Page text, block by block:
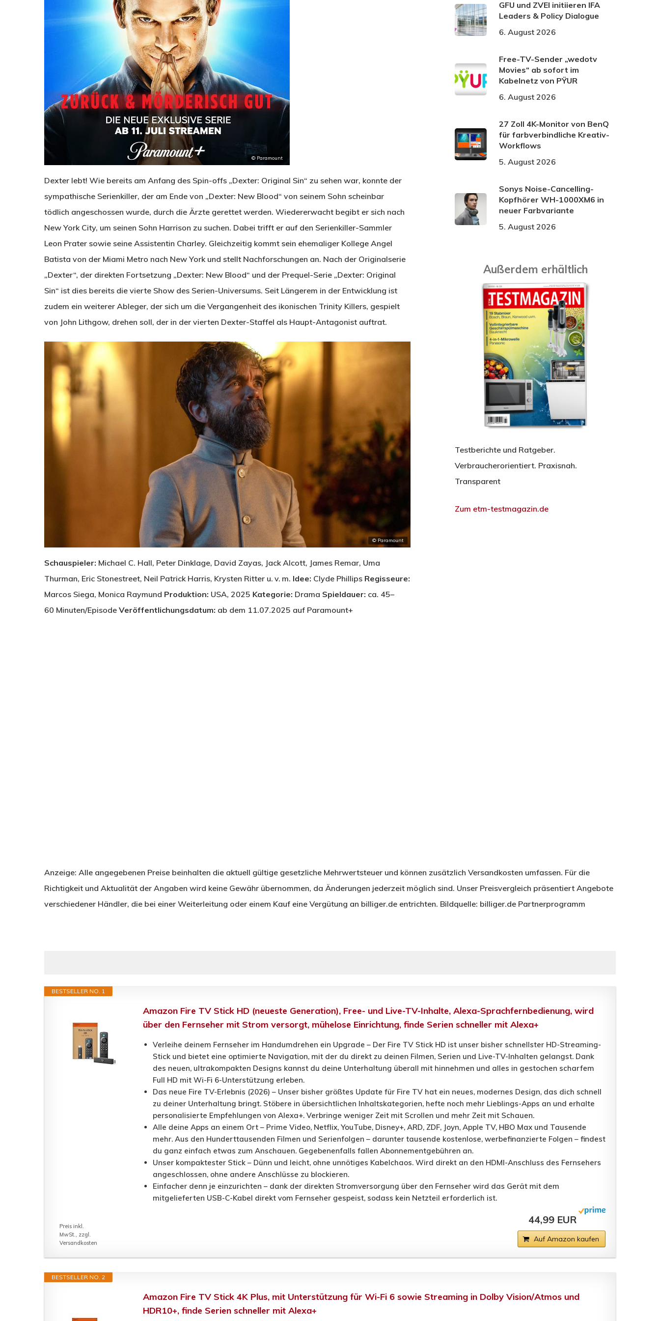
© Paramount
Dexter lebt! Wie bereits am Anfang des Spin-offs „Dexter: Original Sin“ zu sehen war, konnte der
sympathische Serienkiller, der am Ende von „Dexter: New Blood“ von seinem Sohn scheinbar
tödlich angeschossen wurde, durch die Ärzte gerettet werden. Wiedererwacht begibt er sich nach
New York City, um seinen Sohn Harrison zu suchen. Dabei trifft er auf den Serienkiller-Sammler
Leon Prater sowie seine Assistentin Charley. Gleichzeitig kommt sein ehemaliger Kollege Angel
Batista von der Miami Metro nach New York und stellt Nachforschungen an. Nach der Originalserie
„Dexter“, der direkten Fortsetzung „Dexter: New Blood“ und der Prequel-Serie „Dexter: Original
Sin“ ist dies bereits die vierte Show des Serien-Universums. Seit Längerem in der Entwicklung ist
zudem ein weiterer Ableger, der sich um die Vergangenheit des ikonischen Trinity Killers, gespielt
von John Lithgow, drehen soll, der in der vierten Dexter-Staffel als Haupt-Antagonist auftrat.
© Paramount
Schauspieler: Michael C. Hall, Peter Dinklage, David Zayas, Jack Alcott, James Remar, Uma
Thurman, Eric Stonestreet, Neil Patrick Harris, Krysten Ritter u. v. m. Idee: Clyde Phillips Regisseure:
Marcos Siega, Monica Raymund Produktion: USA, 2025 Kategorie: Drama Spieldauer: ca. 45–
60 Minuten/Episode Veröffentlichungsdatum: ab dem 11.07.2025 auf Paramount+
GFU und ZVEI initiieren IFA
Leaders & Policy Dialogue
6. August 2026
Free-TV-Sender „wedotv
Movies“ ab sofort im
Kabelnetz von PŸUR
6. August 2026
27 Zoll 4K-Monitor von BenQ
für farbverbindliche Kreativ-
Workflows
5. August 2026
Sonys Noise-Cancelling-
Kopfhörer WH-1000XM6 in
neuer Farbvariante
5. August 2026
Außerdem erhältlich
Testberichte und Ratgeber.
Verbraucherorientiert. Praxisnah.
Transparent
Zum etm-testmagazin.de
Anzeige: Alle angegebenen Preise beinhalten die aktuell gültige gesetzliche Mehrwertsteuer und können zusätzlich Versandkosten umfassen. Für die
Richtigkeit und Aktualität der Angaben wird keine Gewähr übernommen, da Änderungen jederzeit möglich sind. Unser Preisvergleich präsentiert Angebote
verschiedener Händler, die bei einer Weiterleitung oder einem Kauf eine Vergütung an billiger.de entrichten. Bildquelle: billiger.de Partnerprogramm
BESTSELLER NO. 1
Amazon Fire TV Stick HD (neueste Generation), Free- und Live-TV-Inhalte, Alexa-Sprachfernbedienung, wird
über den Fernseher mit Strom versorgt, mühelose Einrichtung, finde Serien schneller mit Alexa+
Verleihe deinem Fernseher im Handumdrehen ein Upgrade – Der Fire TV Stick HD ist unser bisher schnellster HD-Streaming-
Stick und bietet eine optimierte Navigation, mit der du direkt zu deinen Filmen, Serien und Live-TV-Inhalten gelangst. Dank
des neuen, ultrakompakten Designs kannst du deine Unterhaltung überall mit hinnehmen und alles in gestochen scharfem
Full HD mit Wi-Fi 6-Unterstützung erleben.
Das neue Fire TV-Erlebnis (2026) – Unser bisher größtes Update für Fire TV hat ein neues, modernes Design, das dich schnell
zu deiner Unterhaltung bringt. Stöbere in übersichtlichen Inhaltskategorien, hefte noch mehr Lieblings-Apps an und erhalte
personalisierte Empfehlungen von Alexa+. Verbringe weniger Zeit mit Scrollen und mehr Zeit mit Schauen.
Alle deine Apps an einem Ort – Prime Video, Netflix, YouTube, Disney+, ARD, ZDF, Joyn, Apple TV, HBO Max und Tausende
mehr. Aus den Hunderttausenden Filmen und Serienfolgen – darunter tausende kostenlose, werbefinanzierte Folgen – findest
du ganz einfach etwas zum Anschauen. Gegebenenfalls fallen Abonnementgebühren an.
Unser kompaktester Stick – Dünn und leicht, ohne unnötiges Kabelchaos. Wird direkt an den HDMI-Anschluss des Fernsehers
angeschlossen, ohne andere Anschlüsse zu blockieren.
Einfacher denn je einzurichten – dank der direkten Stromversorgung über den Fernseher wird das Gerät mit dem
mitgelieferten USB-C-Kabel direkt vom Fernseher gespeist, sodass kein Netzteil erforderlich ist.
44,99 EUR
Auf Amazon kaufen
Preis inkl.
MwSt., zzgl.
Versandkosten
BESTSELLER NO. 2
Amazon Fire TV Stick 4K Plus, mit Unterstützung für Wi-Fi 6 sowie Streaming in Dolby Vision/Atmos und
HDR10+, finde Serien schneller mit Alexa+